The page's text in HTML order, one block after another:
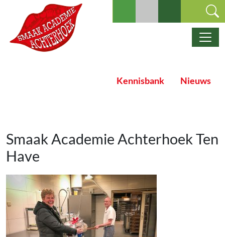
Ga naar de inhoud
Hoofdnavigatie
Kennisbank Nieuws
Smaak Academie Achterhoek Ten
Have